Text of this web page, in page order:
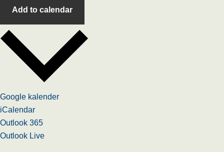
Add to calendar
Google kalender
iCalendar
Outlook 365
Outlook Live